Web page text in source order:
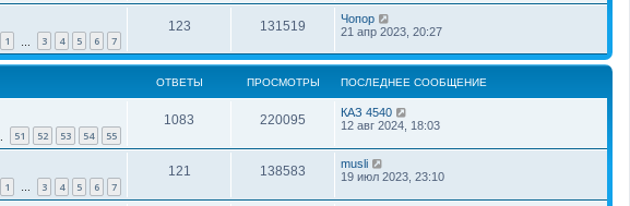
1 3 4 5 6 7
123 131519
Чопор
21 апр 2023, 20:27
ОТВЕТЫ ПРОСМОТРЫ ПОСЛЕДНЕЕ СООБЩЕНИЕ
51 52 53 54 55
1083 220095
КАЗ 4540
12 авг 2024, 18:03
1 … 3 4 5 6 7
121 138583
musli
19 июл 2023, 23:10